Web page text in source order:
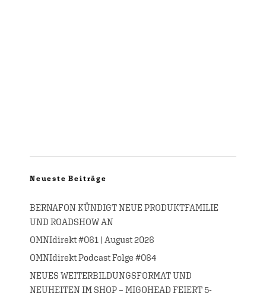
Neueste Beiträge
BERNAFON KÜNDIGT NEUE PRODUKTFAMILIE
UND ROADSHOW AN
OMNIdirekt #061 | August 2026
OMNIdirekt Podcast Folge #064
NEUES WEITERBILDUNGSFORMAT UND
NEUHEITEN IM SHOP – MIGOHEAD FEIERT 5-